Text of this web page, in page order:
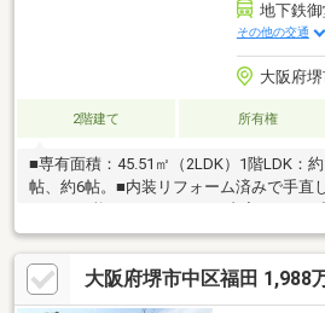
地下鉄
その他の交通
大阪府
2階建て 所有権
■専有面積：45.51㎡（2LDK）1階LDK：
帖、約6帖。■内装リフォーム済みで手直
ーリングですので、ペット飼育も安心♪
給湯機交換済建具新調・ポスト新調・ハ
台交換洗濯パン室内設置2面バルコニー＼
へ／／想定賃料：68000円、管理費：
大阪府堺市中区福田 1,988